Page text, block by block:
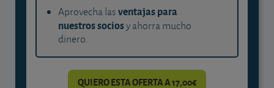
Aprovecha lasventajas para
nuestros sociosy ahorra mucho
dinero.
QUIERO ESTA OFERTA A 17,00€